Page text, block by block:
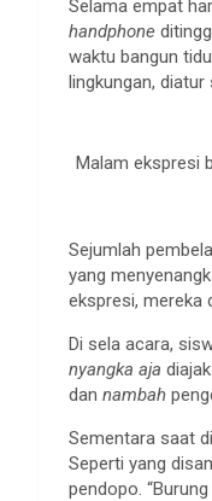
Selama empat
handphone
waktu bangun
lingkungan,
Malam ekspresi
Sejumlah
yang
ekspresi, mereka
Di sela acara,
nyangka aja
dan nambah
Sementara saat
Seperti yang
pendopo.